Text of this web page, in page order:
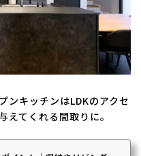
ンキッチンはLDKのアクセ
えてくれる間取りに。